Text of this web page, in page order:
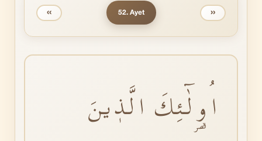
‹‹ 52. Ayet ››
اُو۬لٰٓئِكَ الَّذٖينَ